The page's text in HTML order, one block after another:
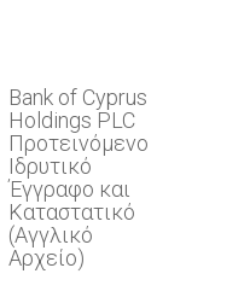
Bank of Cyprus
Holdings PLC
Προτεινόμενο
Ιδρυτικό
Έγγραφο και
Καταστατικό
(Αγγλικό
Αρχείο)